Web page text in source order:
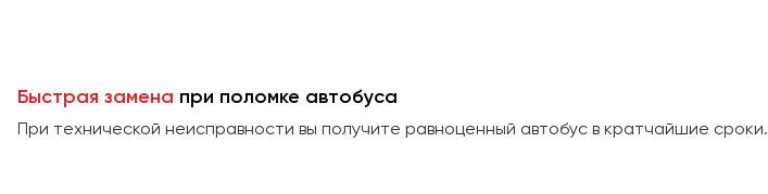
Быстрая замена при поломке автобуса
При технической неисправности вы получите равноценный автобус в кратчайшие сроки.